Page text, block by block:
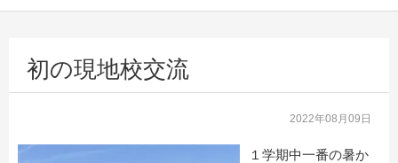
初の現地校交流
2022年08月09日
１学期中一番の暑か